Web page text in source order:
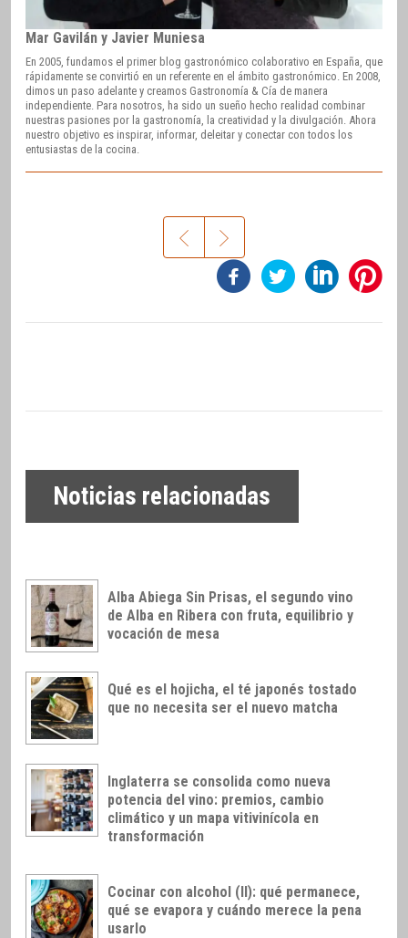
Mar Gavilán y Javier Muniesa
En 2005, fundamos el primer blog gastronómico colaborativo en España, que
rápidamente se convirtió en un referente en el ámbito gastronómico. En 2008,
dimos un paso adelante y creamos Gastronomía & Cía de manera
independiente. Para nosotros, ha sido un sueño hecho realidad combinar
nuestras pasiones por la gastronomía, la creatividad y la divulgación. Ahora
nuestro objetivo es inspirar, informar, deleitar y conectar con todos los
entusiastas de la cocina.
Noticias relacionadas
Alba Abiega Sin Prisas, el segundo vino
de Alba en Ribera con fruta, equilibrio y
vocación de mesa
Qué es el hojicha, el té japonés tostado
que no necesita ser el nuevo matcha
Inglaterra se consolida como nueva
potencia del vino: premios, cambio
climático y un mapa vitivinícola en
transformación
Cocinar con alcohol (II): qué permanece,
qué se evapora y cuándo merece la pena
usarlo